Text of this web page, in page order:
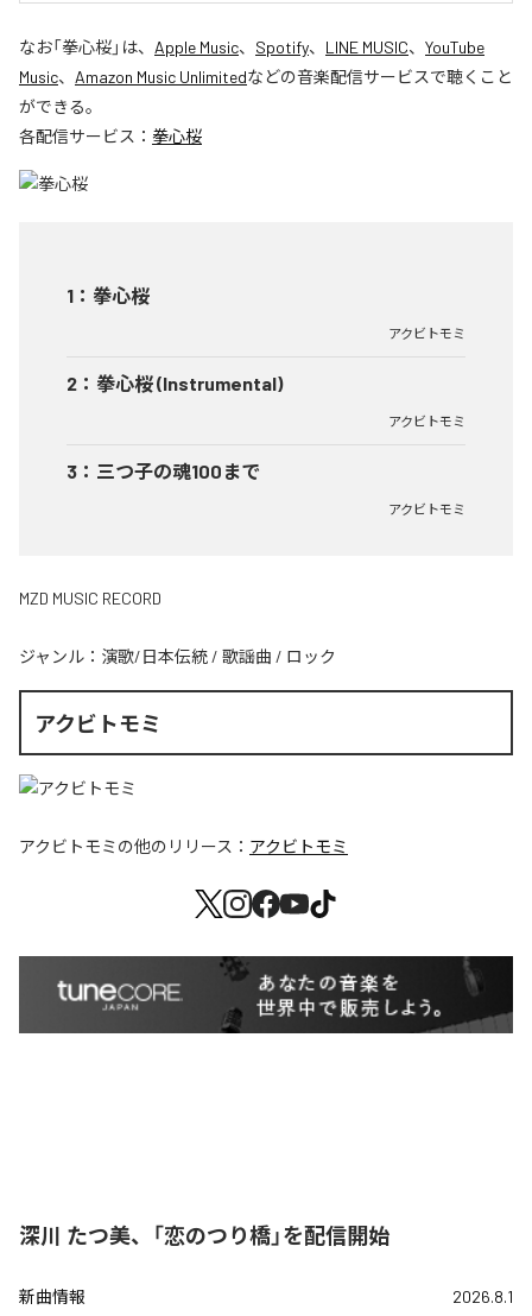
なお「拳心桜」は、 Apple Music、 Spotify、 LINE MUSIC、 YouTube
Music、 Amazon Music Unlimitedなどの音楽配信サービスで聴くこと
ができる。
各配信サービス： 拳心桜
1 ： 拳心桜
アクビトモミ
2 ： 拳心桜 (Instrumental)
アクビトモミ
3 ： 三つ子の魂100まで
アクビトモミ
MZD MUSIC RECORD
ジャンル： 演歌/日本伝統 / 歌謡曲 / ロック
アクビトモミ
アクビトモミの他のリリース： アクビトモミ
深川 たつ美、「恋のつり橋」を配信開始
新曲情報 2026.8.1